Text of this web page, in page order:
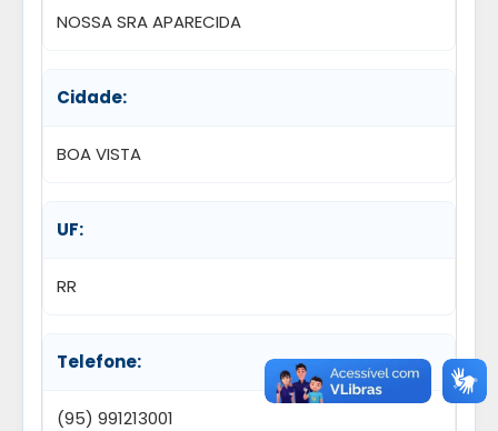
NOSSA SRA APARECIDA
Cidade:
BOA VISTA
UF:
RR
Telefone:
(95) 991213001